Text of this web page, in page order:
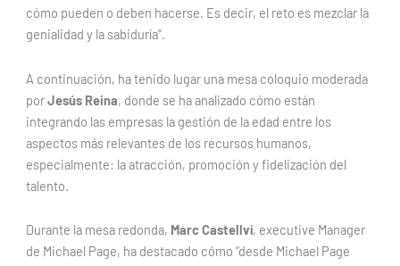
cómo pueden o deben hacerse. Es decir, el reto es mezclar la
genialidad y la sabiduría”.
A continuación, ha tenido lugar una mesa coloquio moderada
porJesús Reina, donde se ha analizado cómo están
integrando las empresas la gestión de la edad entre los
aspectos más relevantes de los recursos humanos,
especialmente: la atracción, promoción y fidelización del
talento.
Durante la mesa redonda, Marc Castellví, executive Manager
de Michael Page, ha destacado cómo “desde Michael Page